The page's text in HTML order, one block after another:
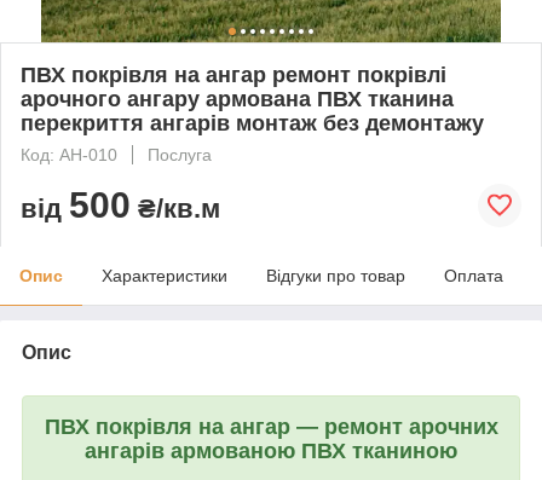
ПВХ покрівля на ангар ремонт покрівлі
арочного ангару армована ПВХ тканина
перекриття ангарів монтаж без демонтажу
Код: АН-010 Послуга
від 500 ₴/кв.м
Опис Характеристики Відгуки про товар Оплата
Опис
ПВХ покрівля на ангар — ремонт арочних
ангарів армованою ПВХ тканиною